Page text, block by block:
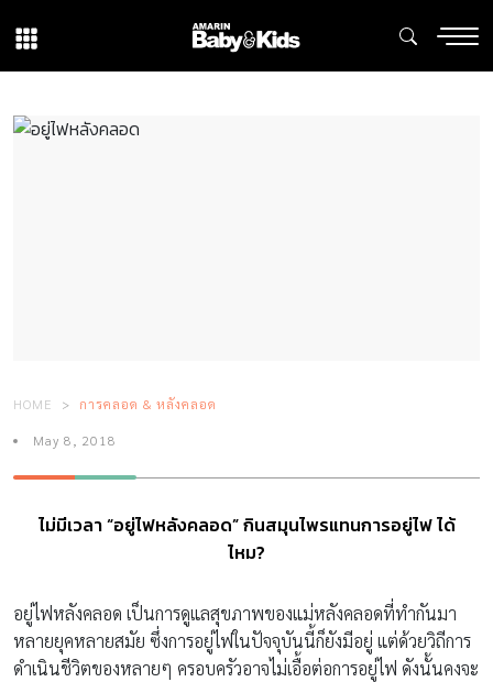
HOME การคลอด & หลังคลอด
May 8, 2018
ไม่มีเวลา “อยู่ไฟหลังคลอด” กินสมุนไพรแทนการอยู่ไฟ ได้
ไหม?
อยู่ไฟหลังคลอด เป็นการดูแลสุขภาพของแม่หลังคลอดที่ทำกันมา
หลายยุคหลายสมัย ซึ่งการอยู่ไฟในปัจจุบันนี้ก็ยังมีอยู่ แต่ด้วยวิถีการ
ดำเนินชีวิตของหลายๆ ครอบครัวอาจไม่เอื้อต่อการอยู่ไฟ ดังนั้นคงจะ